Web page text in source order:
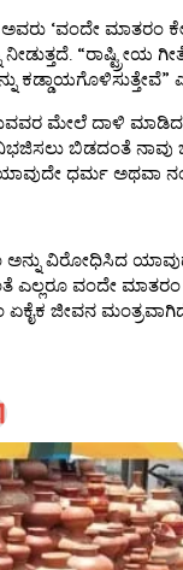
‘ವಂದೇ ಮಾತರಂ
“ರಾಷ್ಟ್ರೀಯ
ಮೇಲೆ ದಾಳಿ ಮಾಡಿದ
ಬಿಡದಂತೆ
ಧರ್ಮ ಅಥವಾ
ವಿರೋಧಿಸಿದ
ವಂದೇ ಮಾತರಂ ಗೆ
ಜೀವನ